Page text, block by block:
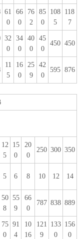
61
0
66
0
76
2
85
0
108
5
118
7
32
0
34
0
40
0
45
0
450 450
11
5
16
0
25
9
42
0
595 876
12
5
15
0
20
0
250 300 350
5 6 8 10 12 14
50
8
55
9
66
0
787 838 889
75
0
91
4
10
16
121
9
133
0
156
0